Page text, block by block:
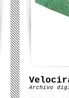
Archivo